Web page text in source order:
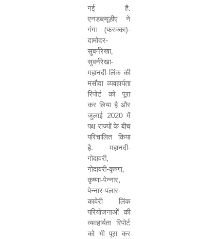
गई है.
एनडब्ल्यूडीए ने
गंगा (फरक्का)-
दामोदर-
सुबर्नरेखा,
सुबर्नरेखा-
महानदी लिंक की
मसौदा व्यवहार्यता
रिपोर्ट को पूरा
कर लिया है और
जुलाई 2020में
पक्ष राज्यों के बीच
परिचालित किया
है. महानदी-
गोदावरी,
गोदावरी-कृष्णा,
कृष्णा-पेन्नार,
पेन्नार-पलार-
कावेरी लिंक
परियोजनाओं की
व्यवहार्यता रिपोर्ट
को भी पूरा कर